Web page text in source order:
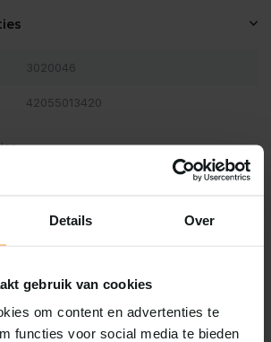
Details Over
gebruik van cookies
om content en advertenties te
functies voor social media te bieden
3020046
42055013420
geschreven over dit product..